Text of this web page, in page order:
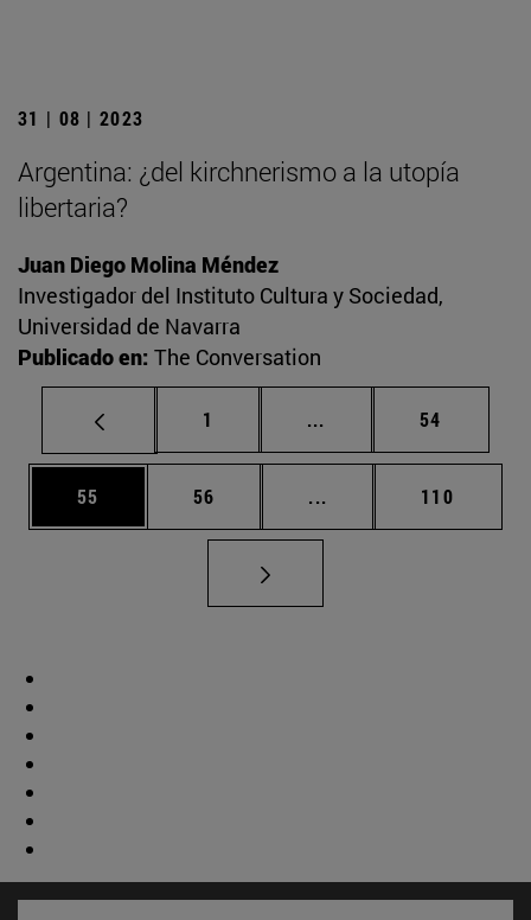
31 | 08 | 2023
Argentina: ¿del kirchnerismo a la utopía
libertaria?
Juan Diego Molina Méndez
Investigador del Instituto Cultura y Sociedad,
Universidad de Navarra
Publicado en: The Conversation
Página
1 ... Páginas intermedias
Página
54
Página
55 Página
56 ... Páginas intermedias
Página
110